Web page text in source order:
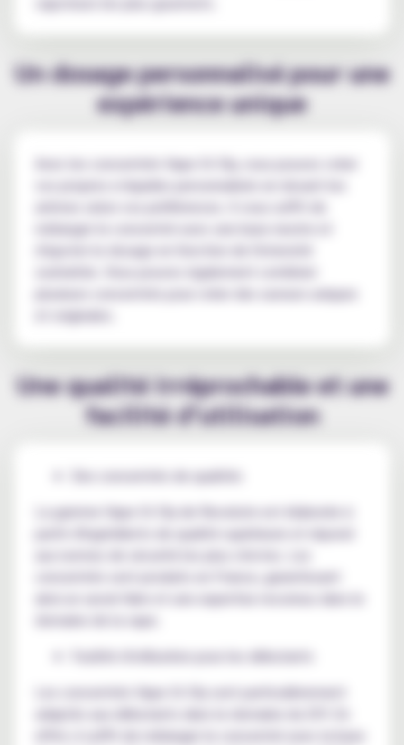
Un dosage personnalisé pour une
expérience unique
Avec les concentrés Vape Or Diy, vous pouvez créer
vos propres e-liquides personnalisés en dosant les
mélanger le concentré avec une base neutre et
d'ajuster le dosage en fonction de l'intensité
souhaitée. Vous pouvez également combiner
plusieurs concentrés pour créer des saveurs uniques
et originales.
Une qualité irréprochable et une
facilité d’utilisation
Des concentrés de qualités
La gamme Vape Or Diy de Revolute est élaborée à
partir d'ingrédients de qualité supérieure et répond
concentrés sont produits en France, garantissant
ainsi un savoir-faire et une expertise reconnus dans le
domaine de la vape.
Facilité d'utilisation pour les débutants
Les concentrés Vape Or Diy sont particulièrement
adaptés aux débutants dans le domaine du DIY. En
effet, il suffit de mélanger le concentré avec la base